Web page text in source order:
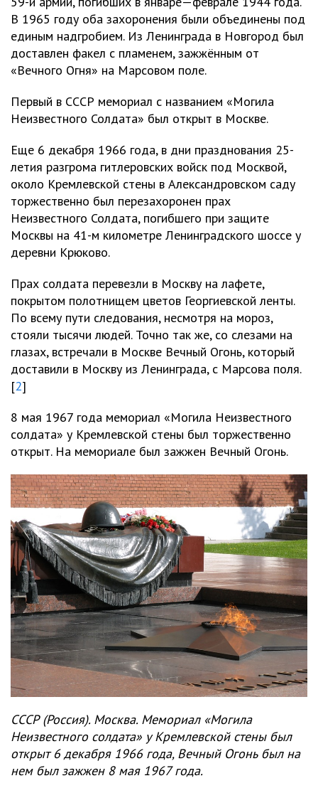
В 1965 году оба захоронения были объединены под
единым надгробием. Из Ленинграда в Новгород был
доставлен факел с пламенем, зажжённым от
«Вечного Огня» на Марсовом поле.
Первый в СССР мемориал с названием «Могила
Неизвестного Солдата» был открыт в Москве.
Еще 6 декабря 1966 года, в дни празднования 25-
летия разгрома гитлеровских войск под Москвой,
около Кремлевской стены в Александровском саду
торжественно был перезахоронен прах
Неизвестного Солдата, погибшего при защите
Москвы на 41-м километре Ленинградского шоссе у
деревни Крюково.
Прах солдата перевезли в Москву на лафете,
покрытом полотнищем цветов Георгиевской ленты.
По всему пути следования, несмотря на мороз,
стояли тысячи людей. Точно так же, со слезами на
глазах, встречали в Москве Вечный Огонь, который
доставили в Москву из Ленинграда, с Марсова поля.
[2]
8 мая 1967 года мемориал «Могила Неизвестного
солдата» у Кремлевской стены был торжественно
открыт. На мемориале был зажжен Вечный Огонь.
СССР (Россия). Москва. Мемориал «Могила
Неизвестного солдата» у Кремлевской стены был
открыт 6 декабря 1966 года, Вечный Огонь был на
нем был зажжен 8 мая 1967 года.